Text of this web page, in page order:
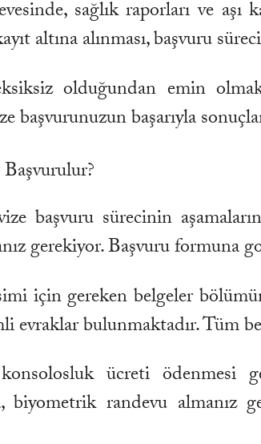
sağlık raporları ve aşı
altına alınması, başvuru
olduğundan emin
başvurunuzun başarıyla
başvuru sürecinin
gerekiyor. Başvuru formuna
için gereken belgeler
evraklar bulunmaktadır. Tüm
ücreti ödenmesi
biyometrik randevu